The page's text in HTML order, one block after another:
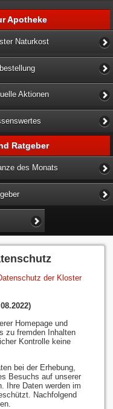
Apotheke
Naturkost
Aktionen
Ratgeber
des Monats
der Kloster
Homepage und
zu fremden Inhalten
Kontrolle keine
bei der Erhebung,
Besuchs auf unserer
Ihre Daten werden im
Nachfolgend